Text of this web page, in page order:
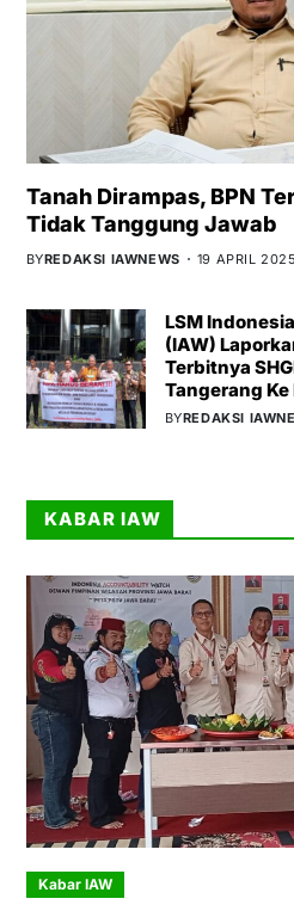
Tanah Dirampas, BPN
Tidak Tanggung Jawab
BYREDAKSI IAWNEWS 19 APRIL 2025
LSM
(IAW)
Terbitnya
Tangerang Ke
BYREDAKSI
KABAR IAW
Kabar IAW